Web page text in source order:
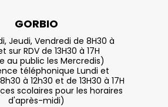
GORBIO
Jeudi, Vendredi de 8H30 à
sur RDV de 13H30 à 17H
au public les Mercredis)
téléphonique Lundi et
à 12h30 et de 13H30 à 17H
scolaires pour les horaires
d'après-midi)